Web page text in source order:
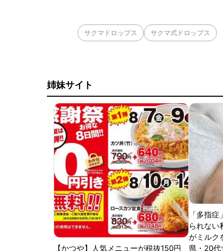
サクマドロップス サクマ式ドロップス
姉妹サイト
【かつや】人気メニューが税抜150円
「多指
られない
がミルク
県・20代